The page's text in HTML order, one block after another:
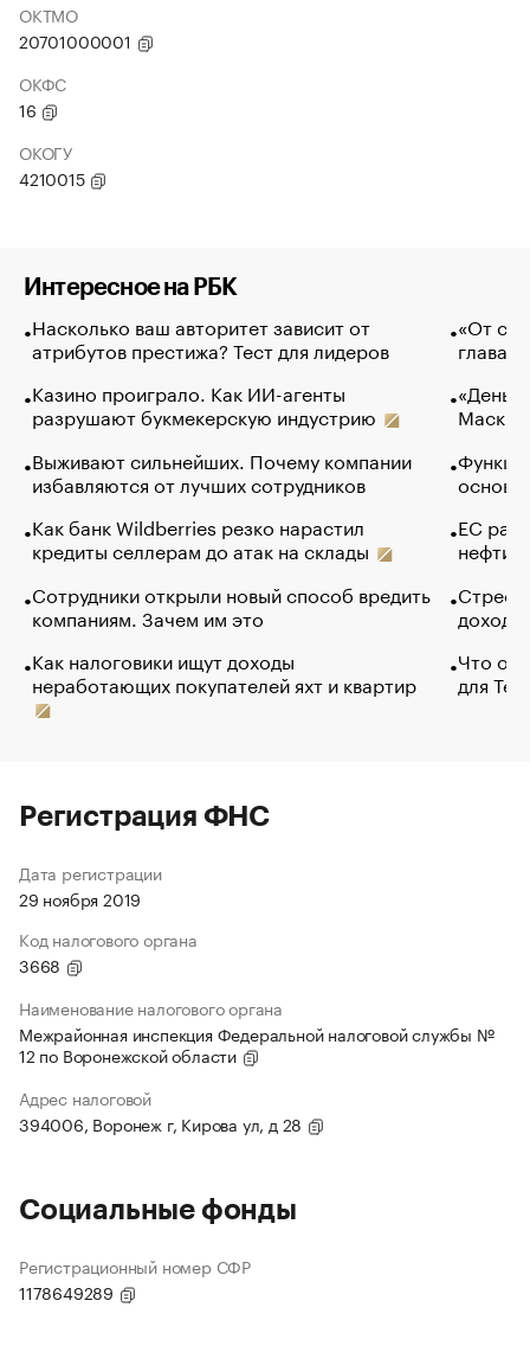
ОКТМО
20701000001
ОКФС
16
ОКОГУ
4210015
Интересное на РБК
Насколько ваш авторитет зависит от
атрибутов престижа? Тест для лидеров
Казино проиграло. Как ИИ-агенты
разрушают букмекерскую индустрию
Выживают сильнейших. Почему компании
избавляются от лучших сотрудников
Как банк Wildberries резко нарастил
кредиты селлерам до атак на склады
Сотрудники открыли новый способ вредить
компаниям. Зачем им это
Как налоговики ищут доходы
неработающих покупателей яхт и квартир
«От
глава
Маск в
основ
ЕС
нефти
Что
для
Регистрация ФНС
Дата регистрации
29 ноября 2019
Код налогового органа
3668
Наименование налогового органа
Межрайонная инспекция Федеральной налоговой службы №
12 по Воронежской области
Адрес налоговой
394006, Воронеж г, Кирова ул, д 28
Социальные фонды
Регистрационный номер СФР
1178649289